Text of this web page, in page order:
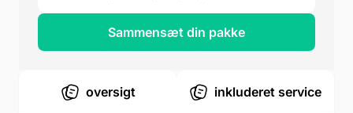
oversigt inkluderet service
Sammensæt din pakke